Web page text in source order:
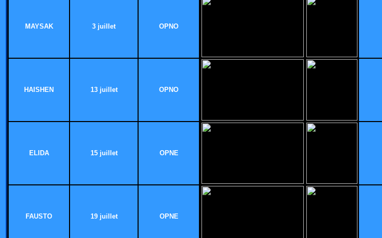
MAYSAK 3 juillet OPNO
HAISHEN 13 juillet OPNO
ELIDA 15 juillet OPNE
FAUSTO 19 juillet OPNE